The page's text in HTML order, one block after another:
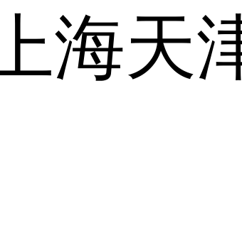
海天